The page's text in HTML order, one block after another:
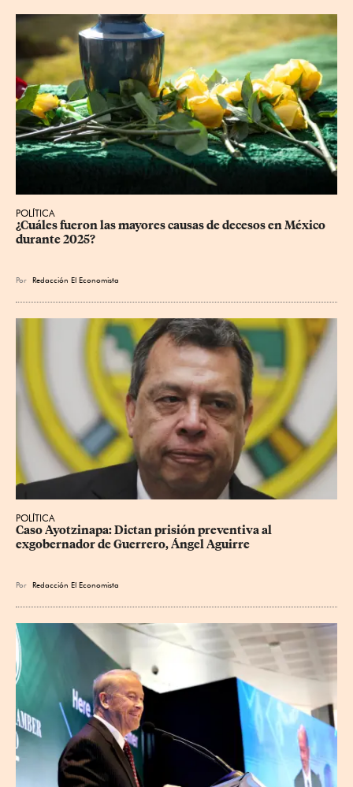
POLÍTICA
¿Cuáles fueron las mayores causas de decesos en México
durante 2025?
Por Redacción El Economista
POLÍTICA
Caso Ayotzinapa: Dictan prisión preventiva al
exgobernador de Guerrero, Ángel Aguirre
Por Redacción El Economista